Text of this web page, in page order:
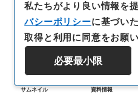
サムネイル 資料情報
私たちがより良い情報を
バシーポリシーに基づい
取得と利用に同意をお願
必要最小限